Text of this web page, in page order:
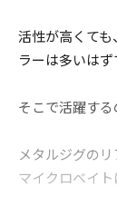
活性が高くて
ラーは多いはず
そこで活躍する
メタルジグの
マイクロベイト